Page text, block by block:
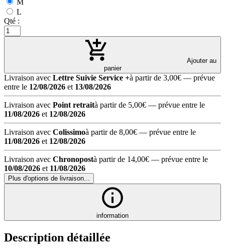
L
Qté :
Ajouter au
panier
Livraison avec Lettre Suivie Service +à partir de 3,00€ — prévue
entre le 12/08/2026 et 13/08/2026
Livraison avec Point retraità partir de 5,00€ — prévue entre le
11/08/2026 et 12/08/2026
Livraison avec Colissimoà partir de 8,00€ — prévue entre le
11/08/2026 et 12/08/2026
Livraison avec Chronopostà partir de 14,00€ — prévue entre le
10/08/2026 et 11/08/2026
Plus d'options de livraison...
information
Description détaillée